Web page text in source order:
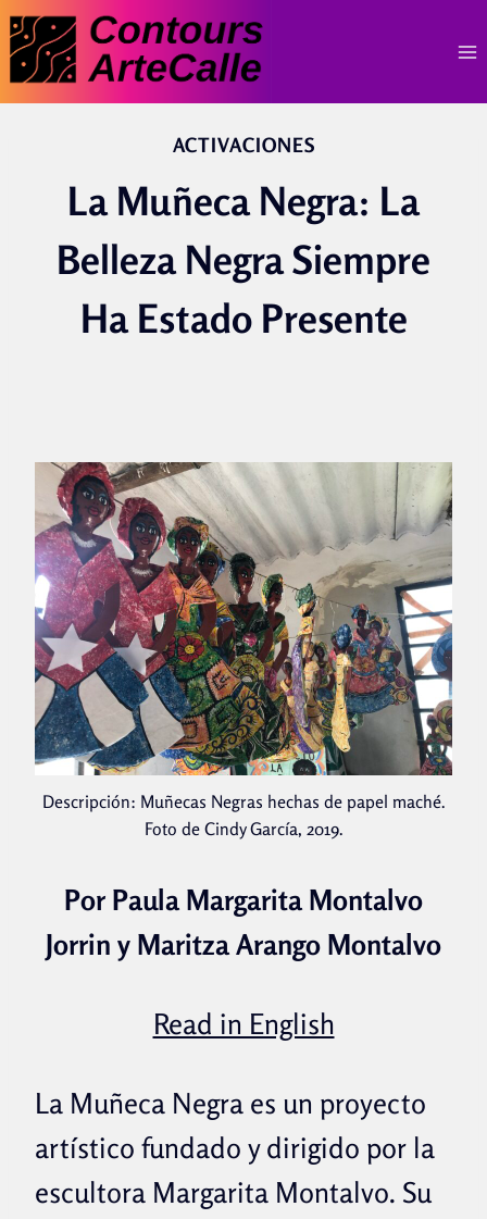
Skip
to
content
ACTIVACIONES
La Muñeca Negra: La
Belleza Negra Siempre
Ha Estado Presente
Descripción: Muñecas Negras hechas de papel maché.
Foto de Cindy García, 2019.
Por Paula Margarita Montalvo
Jorrin y Maritza Arango Montalvo
Read in English
La Muñeca Negra es un proyecto
artístico fundado y dirigido por la
escultora Margarita Montalvo. Su